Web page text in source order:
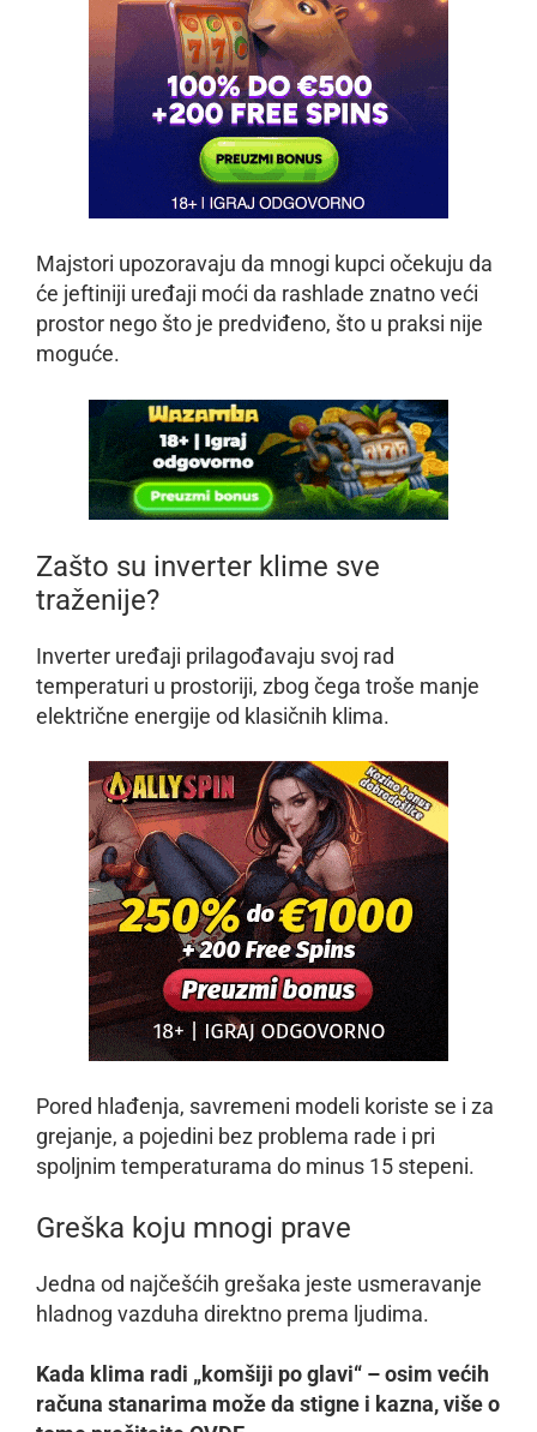
Majstori upozoravaju da mnogi kupci očekuju da
će jeftiniji uređaji moći da rashlade znatno veći
prostor nego što je predviđeno, što u praksi nije
moguće.
Zašto su inverter klime sve
traženije?
Inverter uređaji prilagođavaju svoj rad
temperaturi u prostoriji, zbog čega troše manje
električne energije od klasičnih klima.
Pored hlađenja, savremeni modeli koriste se i za
grejanje, a pojedini bez problema rade i pri
spoljnim temperaturama do minus 15 stepeni.
Greška koju mnogi prave
Jedna od najčešćih grešaka jeste usmeravanje
hladnog vazduha direktno prema ljudima.
Kada klima radi „komšiji po glavi“ – osim većih
računa stanarima može da stigne i kazna, više o